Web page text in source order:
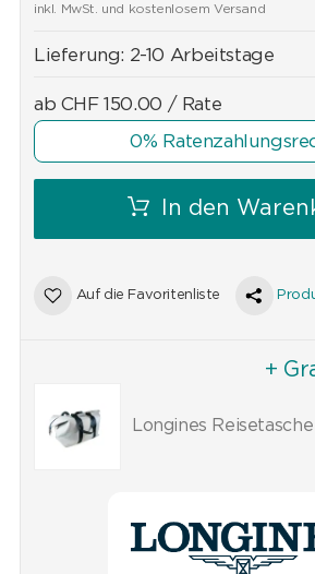
inkl. MwSt. und kostenlosem Versand
Lieferung: 2-10 Arbeitstage
ab CHF150.00 / Rate
0%
In den
Auf die Favoritenliste
+
Longines Reisetasche